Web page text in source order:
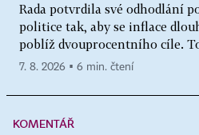
Rada potvrdila své odhodlání
politice tak, aby se inflace
poblíž dvouprocentního cíle.
7. 8. 2026 ▪ 6 min. čtení
KOMENTÁŘ